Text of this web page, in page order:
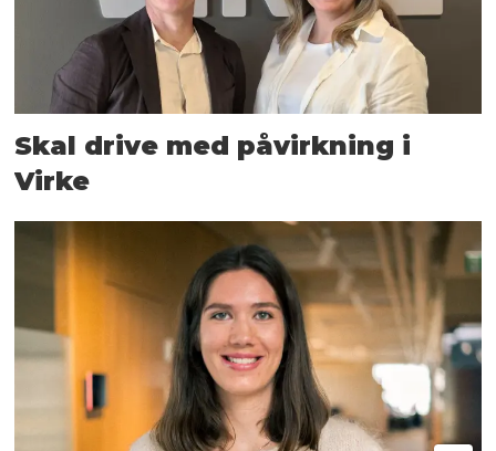
Skal drive med påvirkning i
Virke